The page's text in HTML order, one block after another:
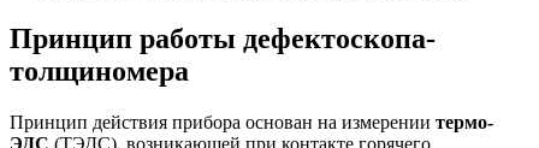
Принцип работы дефектоскопа-
толщиномера
Принцип действия прибора основан на измерении термо-
ЭДС (ТЭДС), возникающей при контакте горячего